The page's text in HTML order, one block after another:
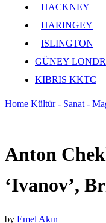
HACKNEY
HARINGEY
ISLINGTON
GÜNEY
KIBRIS KKTC
Home Kültür - Sanat -
Anton
‘Ivanov’,
by Emel Akın